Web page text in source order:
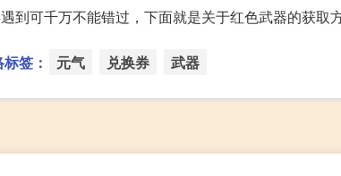
可千万不能错过，下面就是关于红色武器的获取
签： 元气 兑换券 武器